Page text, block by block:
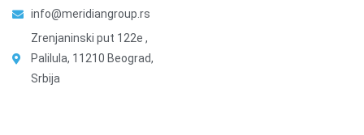
info@meridiangroup.rs
Zrenjaninski put 122e ,
Palilula, 11210 Beograd,
Srbija